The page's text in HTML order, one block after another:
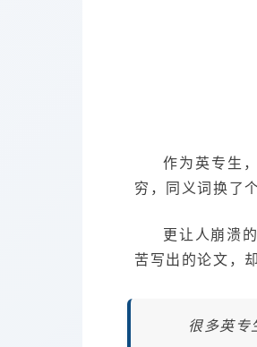
作为英专生
穷，同义词换了
更让人崩溃
苦写出的论文，
很多英专